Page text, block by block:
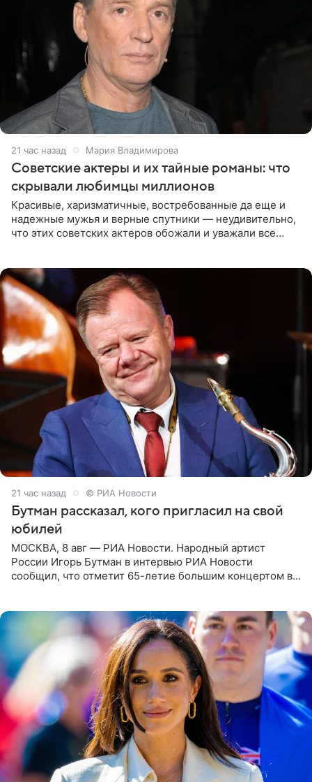
21 час назад Мария Владимирова
Советские актеры и их тайные романы: что
скрывали любимцы миллионов
Красивые, харизматичные, востребованные да еще и
надежные мужья и верные спутники — неудивительно,
что этих советских актеров обожали и уважали все
21 час назад © РИА Новости
Бутман рассказал, кого пригласил на свой
юбилей
МОСКВА, 8 авг — РИА Новости. Народный артист
России Игорь Бутман в интервью РИА Новости
сообщил, что отметит 65-летие большим концертом в